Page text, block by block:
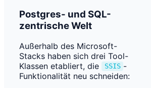
Postgres- und SQL-
zentrische Welt
Außerhalb des Microsoft-
Stacks haben sich drei Tool-
Klassen etabliert, die
SSIS -
Funktionalität neu schneiden: